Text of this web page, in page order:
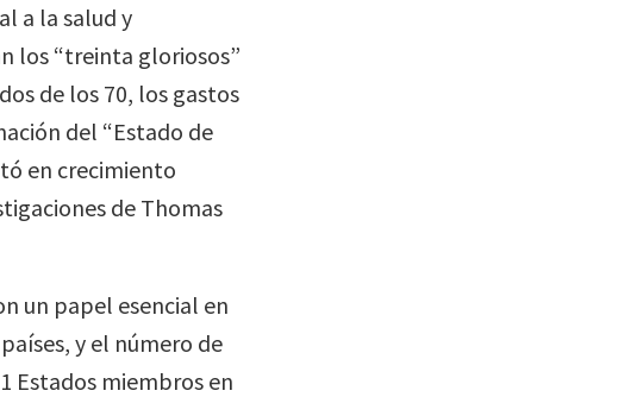
a la salud y
los “treinta gloriosos”
de los 70, los gastos
del “Estado de
en crecimiento
de Thomas
un papel esencial en
y el número de
Estados miembros en